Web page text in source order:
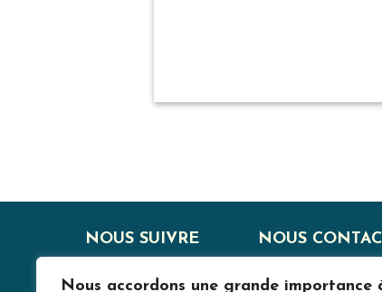
Nous accordons une grande importance
NOUS SUIVRE NOUS